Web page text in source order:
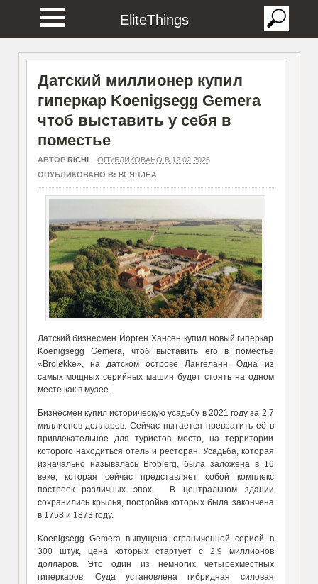
EliteThings
Датский миллионер купил
гиперкар Koenigsegg Gemera
чтоб выставить у себя в
поместье
АВТОР RICHI– ОПУБЛИКОВАНО В 12.02.2025
ОПУБЛИКОВАНО В: ВСЯЧИНА
Датский бизнесмен Йорген Хансен купил новый гиперкар
Koenigsegg Gemera, чтоб выставить его в поместье
«Broløkke», на датском острове Лангеланн. Одна из
самых мощных серийных машин будет стоять на одном
месте как в музее.
Бизнесмен купил историческую усадьбу в 2021 году за 2,7
миллионов долларов. Сейчас пытается превратить её в
привлекательное для туристов место, на территории
которого находиться отель и ресторан. Усадьба, которая
изначально называлась Brobjerg, была заложена в 16
веке, которая сейчас представляет собой комплекс
построек различных эпох. В центральном здании
сохранились крылья, постройка которых была закончена
в 1758 и 1873 году.
Koenigsegg Gemera выпущена ограниченной серией в
300 штук, цена которых стартует с 2,9 миллионов
долларов. Это один из немногих четырехместных
гиперкаров. Суда установлена гибридная силовая